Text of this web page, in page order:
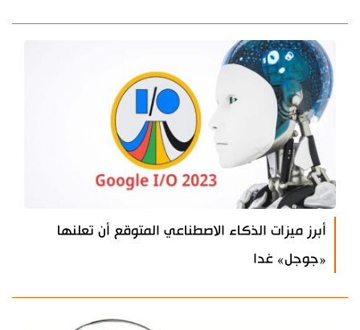
أبرز ميزات الذكاء الاصطناعي المتوقع أن تعلنها
«جوجل» غدا